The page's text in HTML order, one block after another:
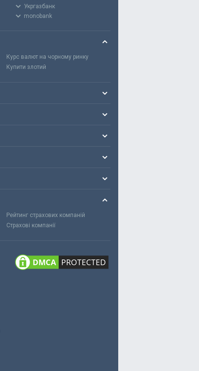
Укргазбанк
monobank
Курс валют на чорному ринку
Купити злотий
Рейтинг страхових компаній
Страхові компанії